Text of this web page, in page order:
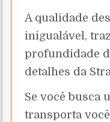
A qualidade
inigualável,
profundidade
detalhes da
Se você busca
transporta